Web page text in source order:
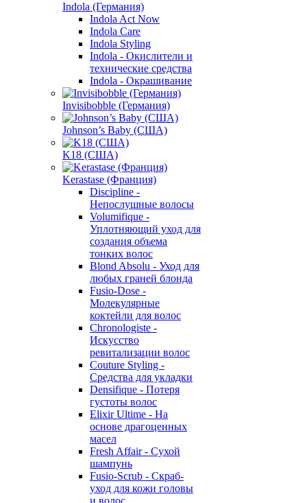
Indola (Германия)
Indola Act Now
Indola Care
Indola Styling
Indola - Окислители и
технические средства
Indola - Окрашивание
Invisibobble (Германия)
Johnson’s Baby (США)
K18 (США)
Kerastase (Франция)
Discipline -
Непослушные волосы
Volumifique -
Уплотняющий уход для
создания объема
тонких волос
Blond Absolu - Уход для
любых граней блонда
Fusio-Dose -
Молекулярные
коктейли для волос
Chronologiste -
Искусство
ревитализации волос
Couture Styling -
Средства для укладки
Densifique - Потеря
густоты волос
Elixir Ultime - На
основе драгоценных
масел
Fresh Affair - Сухой
шампунь
Fusio-Scrub - Скраб-
уход для кожи головы
и волос